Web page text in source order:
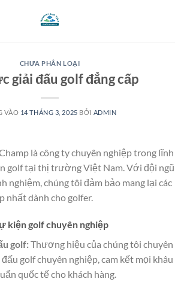
CHƯA PHÂN LOẠI
giải đấu golf đẳng cấp
VÀO 14 THÁNG 3, 2025 BỞI ADMIN
là công ty chuyên nghiệp trong lĩnh
golf tại thị trường Việt Nam. Với đội ngũ
nghiệm, chúng tôi đảm bảo mang lại các
nhất dành cho golfer.
kiện golf chuyên nghiệp
golf:Thương hiệu của chúng tôi chuyên
golf chuyên nghiệp, cam kết mọi khâu
quốc tế cho khách hàng.